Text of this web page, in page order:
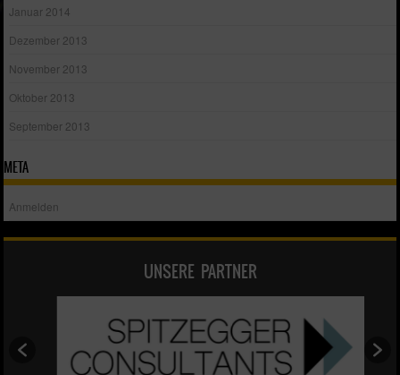
Januar 2014
Dezember 2013
November 2013
Oktober 2013
September 2013
META
Anmelden
UNSERE PARTNER